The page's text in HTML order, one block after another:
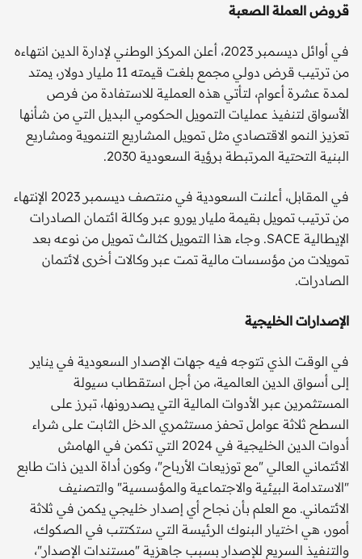
قروض العملة الصعبة
في أوائل ديسمبر 2023، أعلن المركز الوطني لإدارة الدين انتهاءه
من ترتيب قرض دولي مجمع بلغت قيمته 11 مليار دولار، يمتد
لمدة عشرة أعوام، لتأتي هذه العملية للاستفادة من فرص
الأسواق لتنفيذ عمليات التمويل الحكومي البديل التي من شأنها
تعزيز النمو الاقتصادي مثل تمويل المشاريع التنموية ومشاريع
البنية التحتية المرتبطة برؤية السعودية 2030.
في المقابل، أعلنت السعودية في منتصف ديسمبر 2023 الإنتهاء
من ترتيب تمويل بقيمة مليار يورو عبر وكالة ائتمان الصادرات
الإيطالية SACE. وجاء هذا التمويل كثالث تمويل من نوعه بعد
تمويلات من مؤسسات مالية تمت عبر وكالات أخرى لائتمان
الصادرات.
الإصدارات الخليجية
في الوقت الذي تتوجه فيه جهات الإصدار السعودية في يناير
إلى أسواق الدين العالمية، من أجل استقطاب سيولة
المستثمرين عبر الأدوات المالية التي يصدرونها، تبرز على
السطح ثلاثة عوامل تحفز مستثمري الدخل الثابت على شراء
أدوات الدين الخليجية في 2024 التي تكمن في الهامش
الائتماني العالي "مع توزيعات الأرباح"، وكون أداة الدين ذات طابع
"الاستدامة البيئية والاجتماعية والمؤسسية" والتصنيف
الائتماني. مع العلم بأن نجاح أي إصدار خليجي يكمن في ثلاثة
أمور، هي اختيار البنوك الرئيسة التي ستكتتب في الصكوك،
والتنفيذ السريع للإصدار بسبب جاهزية "مستندات الإصدار"،